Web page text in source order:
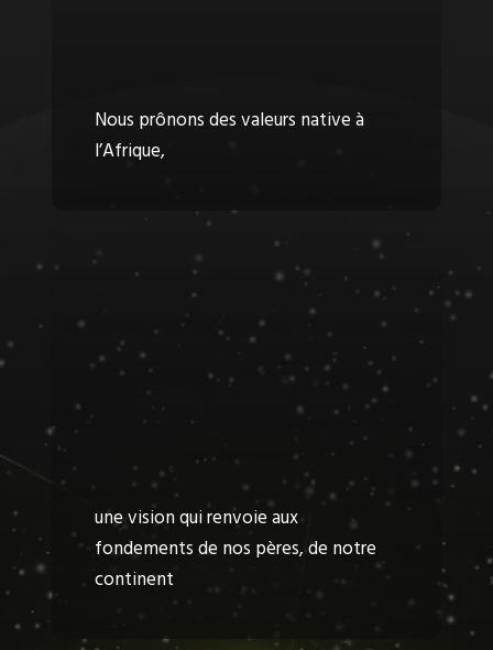
Nous prônons des valeurs native à
l’Afrique,
une vision qui renvoie aux
fondements de nos pères, de notre
continent